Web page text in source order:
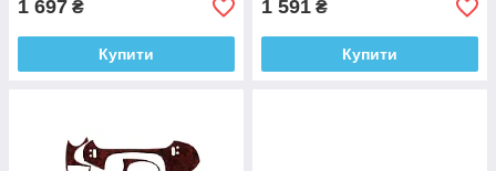
1 697 ₴
Купити
1 591 ₴
Купити